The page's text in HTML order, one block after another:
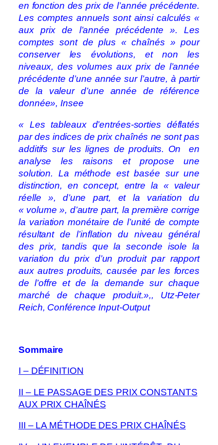
en fonction des prix de l’année précédente.
Les comptes annuels sont ainsi calculés «
aux prix de l’année précédente ».
Les
comptes sont de plus « chaînés » pour
conserver les évolutions, et non les
niveaux, des volumes aux prix de l’année
précédente d’une année sur l’autre, à partir
de la valeur d’une année de référence
donnée», Insee
« Les tableaux d’entrées-sorties déflatés
par des indices de prix chaînés ne sont pas
additifs sur les lignes de produits. On en
analyse les raisons et propose une
solution. La méthode est basée sur une
distinction, en concept, entre la « valeur
réelle », d’une part, et la variation du
« volume », d’autre part, la première corrige
la variation monétaire de l’unité de compte
résultant de l’inflation du niveau général
des prix, tandis que la seconde isole la
variation du prix d’un produit par rapport
aux autres produits, causée par les forces
de l’offre et de la demande sur chaque
marché de chaque produit.»,, Utz-Peter
Reich, Conférence Input-Output
Sommaire
I – DÉFINITION
II – LE PASSAGE DES PRIX CONSTANTS
AUX PRIX CHAÎNÉS
III – LA MÉTHODE DES PRIX CHAÎNÉS